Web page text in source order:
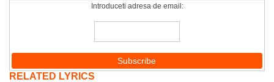
Introduceti adresa de email:
RELATED LYRICS